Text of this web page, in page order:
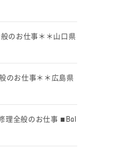
のお仕事＊＊山口県
のお仕事＊＊広島県
全般のお仕事 ■Bal